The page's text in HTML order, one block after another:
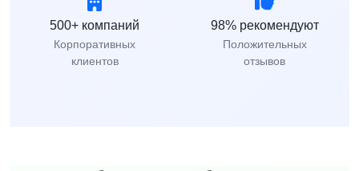
500+ компаний
Корпоративных
клиентов
98% рекомендуют
Положительных
отзывов